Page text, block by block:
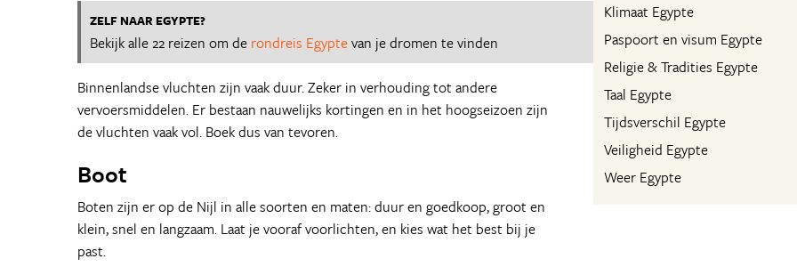
Klimaat Egypte
Paspoort en visum Egypte
Religie & Tradities Egypte
Taal Egypte
Tijdsverschil Egypte
Veiligheid Egypte
Weer Egypte
ZELF NAAR EGYPTE?
Bekijk alle 22 reizen om de rondreis Egyptevan je dromen te vinden
Binnenlandse vluchten zijn vaak duur. Zeker in verhouding tot andere
vervoersmiddelen. Er bestaan nauwelijks kortingen en in het hoogseizoen zijn
de vluchten vaak vol. Boek dus van tevoren.
Boot
Boten zijn er op de Nijl in alle soorten en maten: duur en goedkoop, groot en
klein, snel en langzaam. Laat je vooraf voorlichten, en kies wat het best bij je
past.